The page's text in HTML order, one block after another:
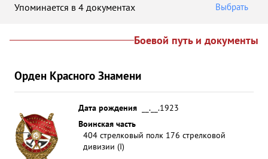
Упоминается в 4 документах Выбрать
Боевой путь и документы
Орден Красного Знамени
Дата рождения
__.__.1923
Воинская часть
404 стрелковый полк 176 стрелковой
дивизии (I)